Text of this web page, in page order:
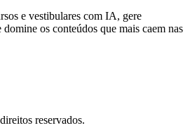
e vestibulares com IA, gere
os conteúdos que mais caem nas
reservados.